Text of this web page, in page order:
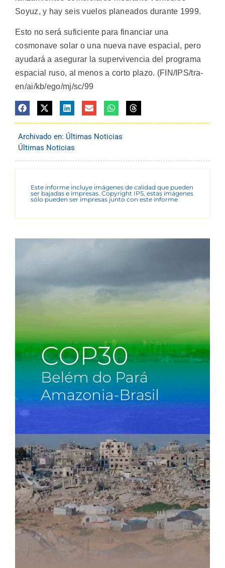
Soyuz, y hay seis vuelos planeados durante 1999.
Esto no será suficiente para financiar una
cosmonave solar o una nueva nave espacial, pero
ayudará a asegurar la supervivencia del programa
espacial ruso, al menos a corto plazo. (FIN/IPS/tra-
en/ai/kb/ego/mj/sc/99
Archivado en: Últimas Noticias
Últimas Noticias
Este informe incluye imágenes de calidad que pueden
ser bajadas e impresas. Copyright IPS, estas imágenes
sólo pueden ser impresas junto con este informe